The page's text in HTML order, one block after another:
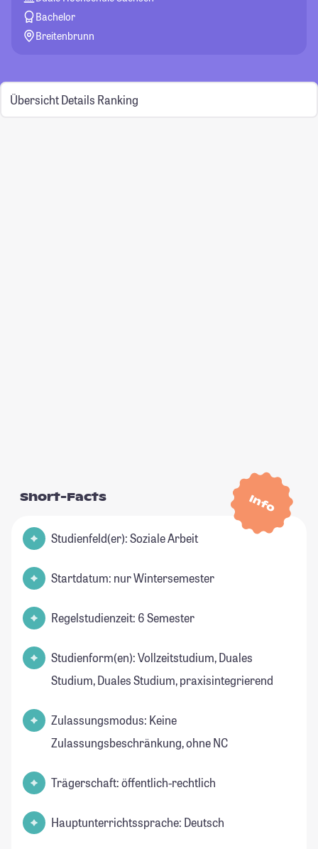
Bachelor
Breitenbrunn
Übersicht Details Ranking
Info
Short-Facts
Studienfeld(er): Soziale Arbeit
Startdatum: nur Wintersemester
Regelstudienzeit: 6 Semester
Studienform(en): Vollzeitstudium, Duales
Studium, Duales Studium, praxisintegrierend
Zulassungsmodus: Keine
Zulassungsbeschränkung, ohne NC
Trägerschaft: öffentlich-rechtlich
Hauptunterrichtssprache: Deutsch